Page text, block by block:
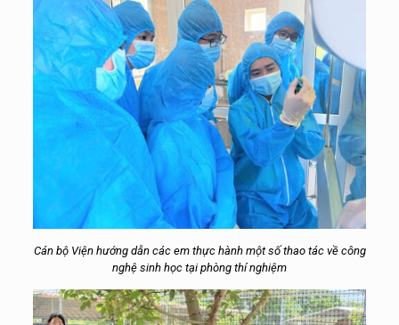
Cán bộ Viện hướng dẫn các em thực hành một số thao tác về công
nghệ sinh học tại phòng thí nghiệm